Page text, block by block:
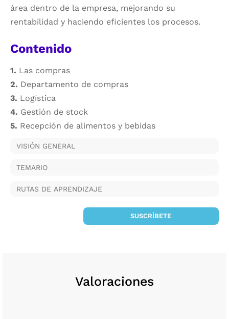
área dentro de la empresa, mejorando su
rentabilidad y haciendo eficientes los procesos.
Contenido
1. Las compras
2. Departamento de compras
3. Logística
4. Gestión de stock
5. Recepción de alimentos y bebidas
VISIÓN GENERAL
TEMARIO
RUTAS DE APRENDIZAJE
SUSCRÍBETE
Valoraciones